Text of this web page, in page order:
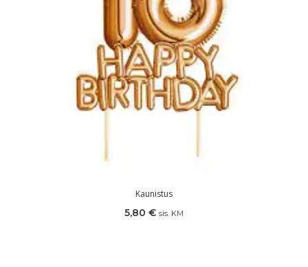
Kaunistus
5,80 € sis. KM